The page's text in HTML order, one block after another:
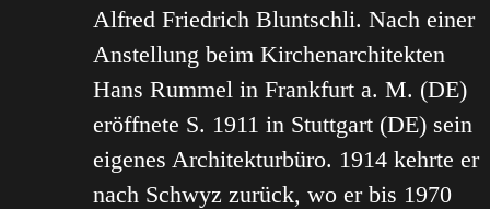
Alfred Friedrich Bluntschli. Nach einer
Anstellung beim Kirchenarchitekten
Hans Rummel in Frankfurt a. M. (DE)
eröffnete S. 1911 in Stuttgart (DE) sein
eigenes Architekturbüro. 1914 kehrte er
nach Schwyz zurück, wo er bis 1970